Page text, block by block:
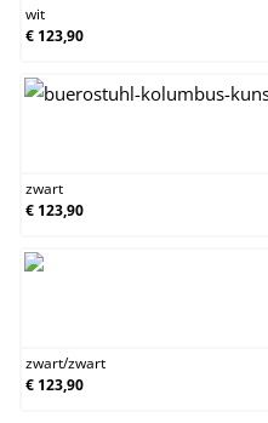
wit
€ 123,90
zwart
€ 123,90
zwart/zwart
€ 123,90